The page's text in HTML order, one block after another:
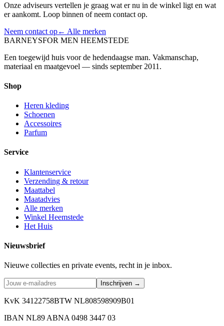
Onze adviseurs vertellen je graag wat er nu in de winkel ligt en wat
er aankomt. Loop binnen of neem contact op.
Neem contact op← Alle merken
BARNEYSFOR MEN HEEMSTEDE
Een toegewijd huis voor de hedendaagse man. Vakmanschap,
materiaal en maatgevoel — sinds september 2011.
Shop
Heren kleding
Schoenen
Accessoires
Parfum
Service
Klantenservice
Verzending & retour
Maattabel
Maatadvies
Alle merken
Winkel Heemstede
Het Huis
Nieuwsbrief
Nieuwe collecties en private events, recht in je inbox.
Inschrijven →
KvK 34122758BTW NL808598909B01
IBAN NL89 ABNA 0498 3447 03